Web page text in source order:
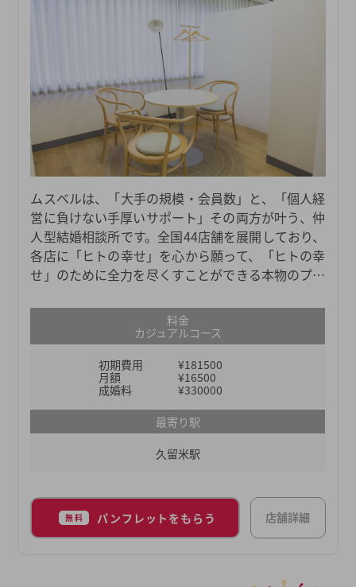
ムスベルは、「大手の規模・会員数」と、「個人経
営に負けない手厚いサポート」その両方が叶う、仲
人型結婚相談所です。全国44店舗を展開しており、
各店に「ヒトの幸せ」を心から願って、「ヒトの幸
せ」のために全力を尽くすことができる本物のプロ
りの幸せを真剣に考え、真摯に向き合い、親身に寄
り添い、全力でサポートしているからこそ、これま
でにマニュアルにはない柔軟なサポートも数多く見
てきました。それがなければ成婚につながらなかっ
たという事例も数多くございます。ムスベルの仲人
が、あなたの婚活をご成婚までしっかり伴走させて
料金
カジュアルコース
初期費用
¥181500
月額
¥16500
成婚料
¥330000
最寄り駅
久留米駅
無料 パンフレットをもらう 店舗詳細